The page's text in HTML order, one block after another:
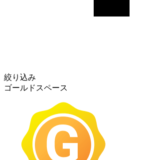
絞り込み
ゴールドスペース